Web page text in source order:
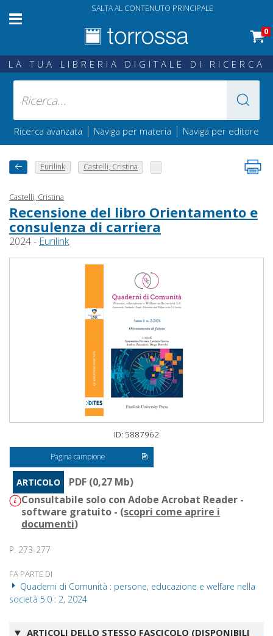
SALTA AL CONTENUTO PRINCIPALE
0
LA TUA LIBRERIA DIGITALE DI RICERCA
Ricerca avanzata | Naviga per materia | Naviga per editore
Eurilink Castelli, Cristina
Castelli, Cristina
Recensione del libro Orientamento e
consulenza di carriera
2024 - Eurilink
ID: 5887962
Pagina campione
ARTICOLO
PDF (0,27 Mb)
Consultabile solo con Adobe Acrobat Reader -
software gratuito - (scopri come aprire i
documenti)
P. 273-277
FA PARTE DI
Quaderni di Comunità : persone, educazione e welfare nella
società 5.0 : 2, 2024
ARTICOLI DELLO STESSO FASCICOLO (DISPONIBILI